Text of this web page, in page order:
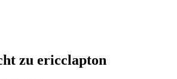
zu ericclapton